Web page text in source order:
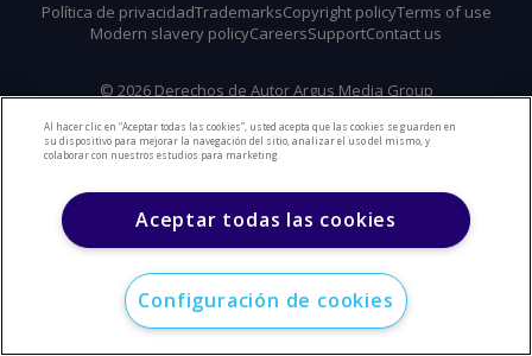
© 2026 Derechos de Autor Argus Media Group
Política de privacidadTrademarksCopyright policyTerms of use
Modern slavery policyCareersSupportContact us
Al hacer clic en “Aceptar todas las cookies”, usted acepta que las cookies se guarden en
su dispositivo para mejorar la navegación del sitio, analizar el uso del mismo, y
colaborar con nuestros estudios para marketing.
Aceptar todas las cookies
Configuración de cookies